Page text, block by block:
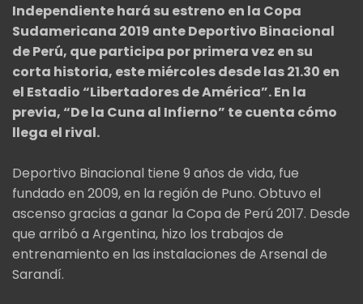
Independiente hará su estreno en la Copa
Sudamericana 2019 ante Deportivo Binacional
de Perú, que participa por primera vez en su
corta historia, este miércoles desde las 21.30 en
el Estadio “Libertadores de América”. En la
previa, “De la Cuna al Infierno” te cuenta cómo
llega el rival.
Deportivo Binacional tiene 9 años de vida, fue
fundado en 2009, en la región de Puno. Obtuvo el
ascenso gracias a ganar la Copa de Perú 2017. Desde
que arribó a Argentina, hizo los trabajos de
entrenamiento en las instalaciones de Arsenal de
Sarandí.